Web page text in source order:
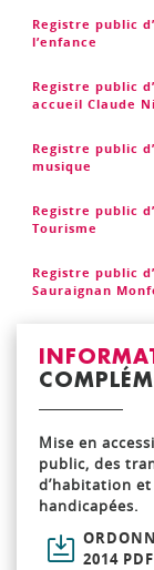
Registre public
l’enfance
Registre public
accueil Claude
Registre public
musique
Registre public
Tourisme
Registre public
Sauraignan
Mise en
public, des
d’habitation
handicapées.
2014